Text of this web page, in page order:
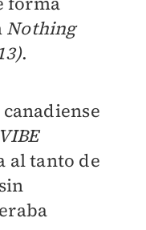
Nothing
.
VIBE
al tanto de